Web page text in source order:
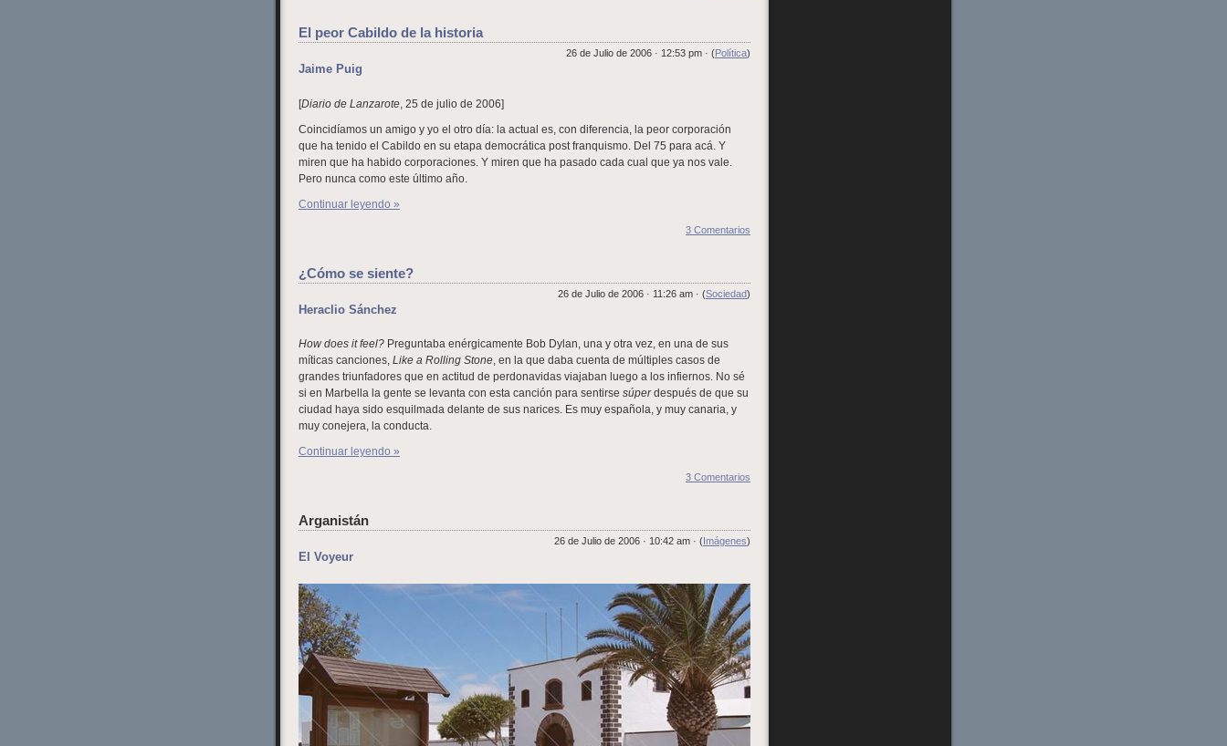
El peor Cabildo de la historia
26 de Julio de 2006 · 12:53 pm · (Política)
Jaime Puig
[Diario de Lanzarote , 25 de julio de 2006]
Coincidíamos un amigo y yo el otro día: la actual es, con diferencia, la peor corporación
que ha tenido el Cabildo en su etapa democrática post franquismo. Del 75 para acá. Y
miren que ha habido corporaciones. Y miren que ha pasado cada cual que ya nos vale.
Pero nunca como este último año.
Continuar leyendo »
3 Comentarios
¿Cómo se siente?
26 de Julio de 2006 · 11:26 am · (Sociedad)
Heraclio Sánchez
How does it feel? Preguntaba enérgicamente Bob Dylan, una y otra vez, en una de sus
míticas canciones, Like a Rolling Stone, en la que daba cuenta de múltiples casos de
grandes triunfadores que en actitud de perdonavidas viajaban luego a los infiernos. No sé
si en Marbella la gente se levanta con esta canción para sentirse súperdespués de que su
ciudad haya sido esquilmada delante de sus narices. Es muy española, y muy canaria, y
muy conejera, la conducta.
Continuar leyendo »
3 Comentarios
Arganistán
26 de Julio de 2006 · 10:42 am · ( Imágenes)
El Voyeur